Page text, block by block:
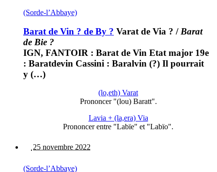
(Sorde-l’Abbaye)
Barat de Vin ? de By ? Varat de Via ? / Barat
de Bie ?
IGN, FANTOIR : Barat de Vin Etat major 19e
: Baratdevin Cassini : Baralvin (?) Il pourrait
y (…)
(lo,eth) Varat
Prononcer "(lou) Baratt".
Lavia + (la,era) Via
Prononcer entre "Labïe" et "Labïo".
25 novembre 2022
(Sorde-l’Abbaye)